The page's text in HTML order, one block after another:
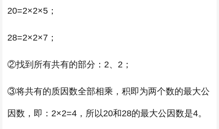
20=2×2×5；
28=2×2×7；
②找到所有共有的部分：2、2；
③将共有的质因数全部相乘，积即为两个数的最大公
因数，即：2×2=4，所以20和28的最大公因数是4。